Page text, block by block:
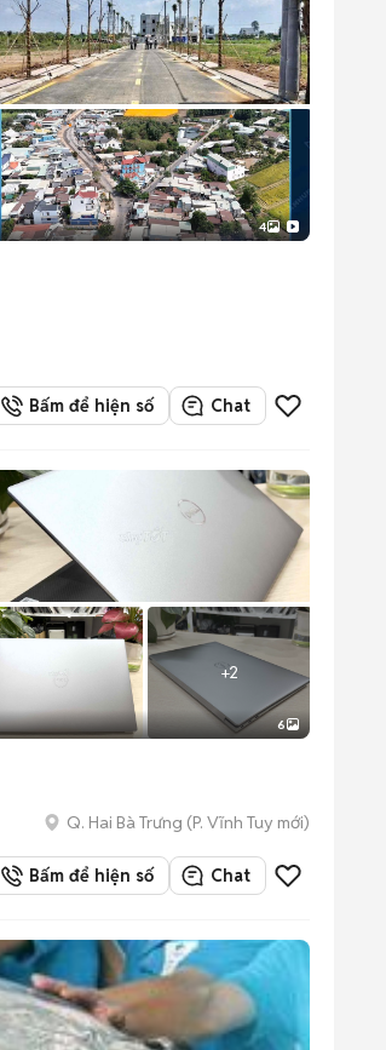
4
Bấm để hiện số Chat
+2
6
Q. Hai Bà Trưng (P. Vĩnh Tuy mới)
Bấm để hiện số Chat